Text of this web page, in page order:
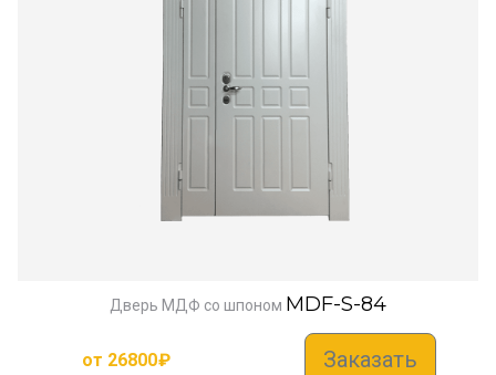
Дверь МДФ со шпоном MDF-S-84
от 26800₽ Заказать